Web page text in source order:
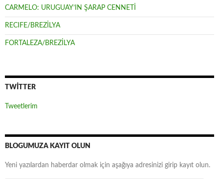
CARMELO: URUGUAY’IN ŞARAP CENNETİ
RECIFE/BREZİLYA
FORTALEZA/BREZİLYA
TWITTER
Tweetlerim
BLOGUMUZA KAYIT OLUN
Yeni yazılardan haberdar olmak için aşağıya adresinizi girip kayıt olun.